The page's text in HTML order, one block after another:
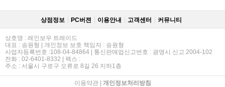
상점정보 PC버젼 이용안내 고객센터 커뮤니티
상호명 : 레인보우 트레이드
대표 : 송원형 | 개인정보 보호 책임자 : 송원형
사업자등록번호 :108-04-84864 | 통신판매업신고번호 : 광명시 신고 2004-102
전화 : 02-6401-8332 | 팩스 :
주소 : 서울시 구로구 오류로 8길 26 지하1층
이용약관| 개인정보처리방침